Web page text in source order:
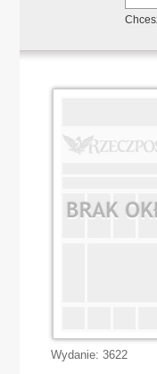
Wydanie: 3622